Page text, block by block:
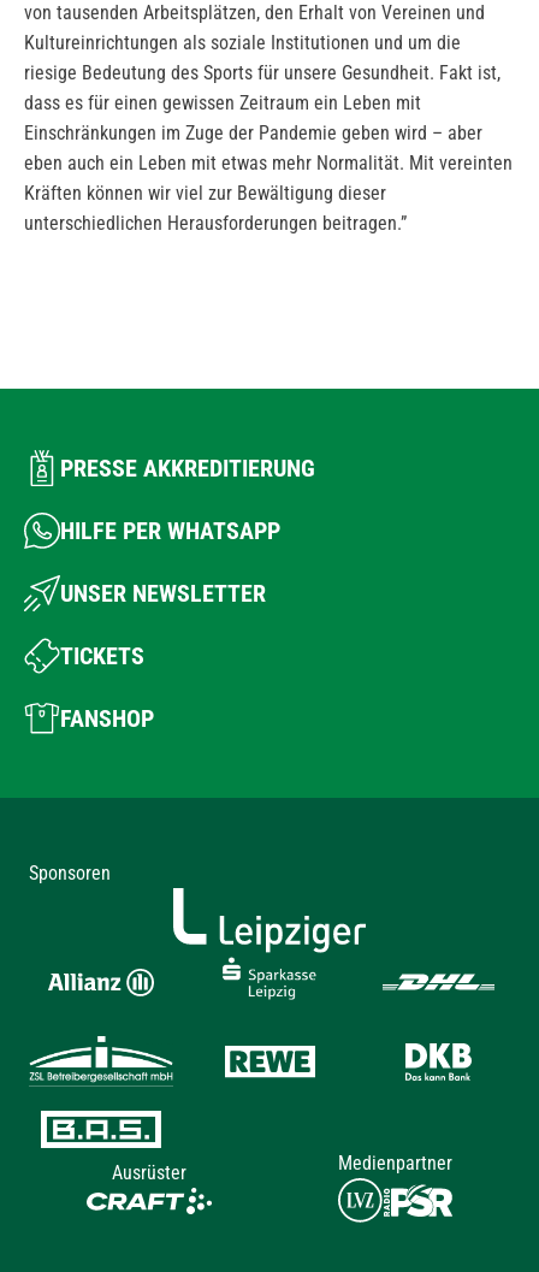
von tausenden Arbeitsplätzen, den Erhalt von Vereinen und
Kultureinrichtungen als soziale Institutionen und um die
riesige Bedeutung des Sports für unsere Gesundheit. Fakt ist,
dass es für einen gewissen Zeitraum ein Leben mit
Einschränkungen im Zuge der Pandemie geben wird – aber
eben auch ein Leben mit etwas mehr Normalität. Mit vereinten
Kräften können wir viel zur Bewältigung dieser
unterschiedlichen Herausforderungen beitragen.”
PRESSE AKKREDITIERUNG
HILFE PER WHATSAPP
UNSER NEWSLETTER
TICKETS
FANSHOP
Sponsoren
Ausrüster Medienpartner